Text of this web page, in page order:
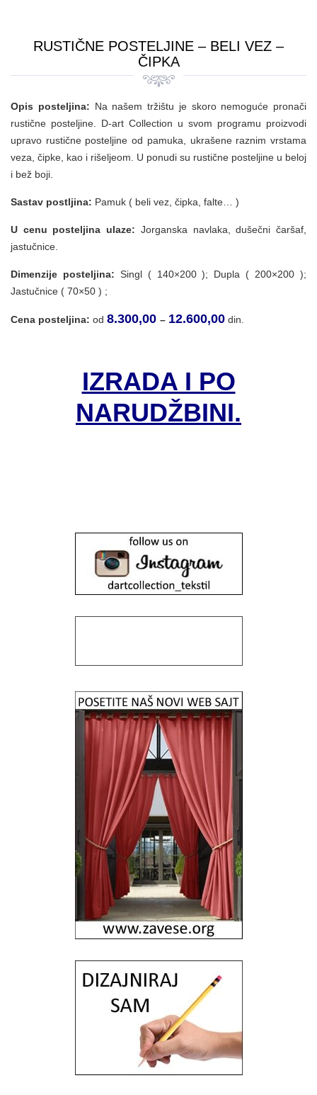
RUSTIČNE POSTELJINE – BELI VEZ –
ČIPKA
Opis posteljina: Na našem tržištu je skoro nemoguće pronači
rustične posteljine. D-art Collection u svom programu proizvodi
upravo rustične posteljine od pamuka, ukrašene raznim vrstama
veza, čipke, kao i rišeljeom. U ponudi su rustične posteljine u beloj
i bež boji.
Sastav postljina: Pamuk ( beli vez, čipka, falte… )
U cenu posteljina ulaze: Jorganska navlaka, dušečni čaršaf,
jastučnice.
Dimenzije posteljina: Singl ( 140×200 ); Dupla ( 200×200 );
Jastučnice ( 70×50 ) ;
Cena posteljina: od 8.300,00 – 12.600,00 din.
IZRADA I PO
NARUDŽBINI.